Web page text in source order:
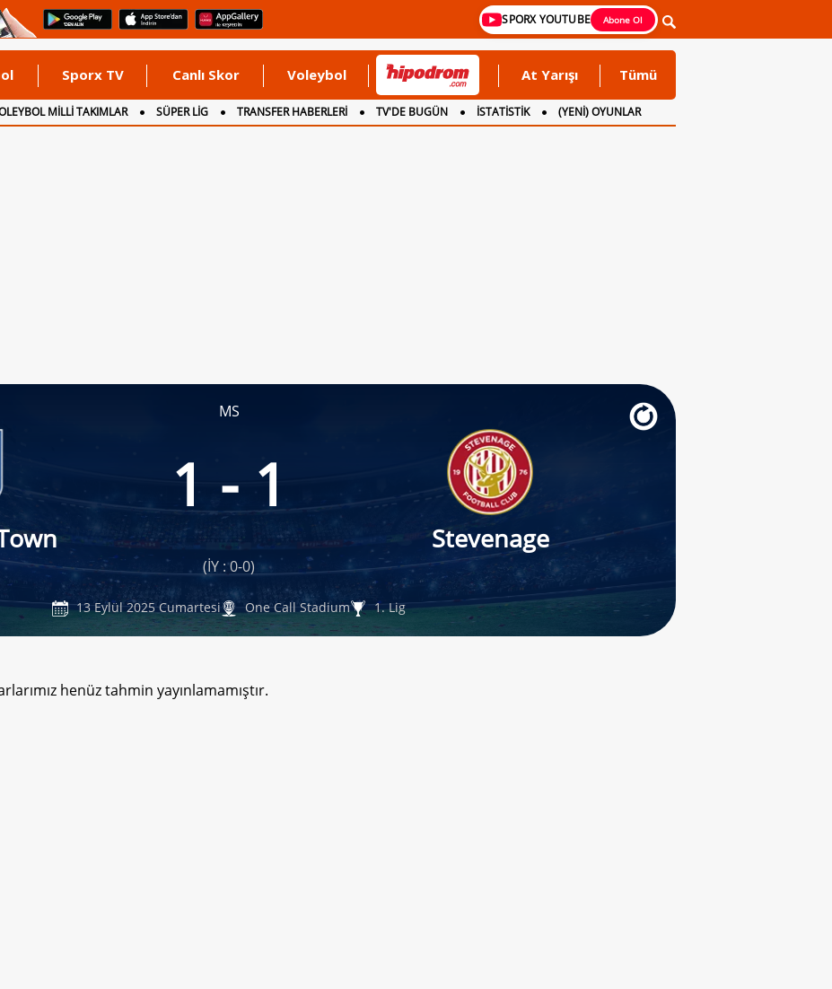
SPORX YOUTUBE Abone Ol
Sporx TV Canlı Skor Voleybol At Yarışı Tümü
MİLLİ TAKIMLAR SÜPER LİG TRANSFER HABERLERİ TV'DE BUGÜN İSTATİSTİK
(YENİ) OYUNLAR
MS
1 - 1
Stevenage
(İY : 0-0)
13 Eylül 2025 Cumartesi One Call Stadium 1. Lig
henüz tahmin yayınlamamıştır.